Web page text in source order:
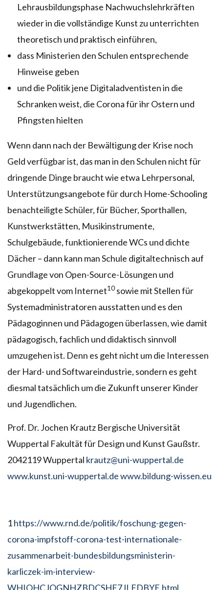
Lehrausbildungsphase Nachwuchslehrkräften
wieder in die vollständige Kunst zu unterrichten
theoretisch und praktisch einführen,
dass Ministerien den Schulen entsprechende
Hinweise geben
und die Politik jene Digitaladventisten in die
Schranken weist, die Corona für ihr Ostern und
Pfingsten hielten
Wenn dann nach der Bewältigung der Krise noch
Geld verfügbar ist, das man in den Schulen nicht für
dringende Dinge braucht wie etwa Lehrpersonal,
Unterstützungsangebote für durch Home-Schooling
benachteiligte Schüler, für Bücher, Sporthallen,
Kunstwerkstätten, Musikinstrumente,
Schulgebäude, funktionierende WCs und dichte
Dächer – dann kann man Schule digitaltechnisch auf
Grundlage von Open-Source-Lösungen und
abgekoppelt vom Internet10 sowie mit Stellen für
Systemadministratoren ausstatten und es den
Pädagoginnen und Pädagogen überlassen, wie damit
pädagogisch, fachlich und didaktisch sinnvoll
umzugehen ist. Denn es geht nicht um die Interessen
der Hard- und Softwareindustrie, sondern es geht
diesmal tatsächlich um die Zukunft unserer Kinder
und Jugendlichen.
Prof. Dr. Jochen Krautz Bergische Universität
Wuppertal Fakultät für Design und Kunst Gaußstr.
2042119 Wuppertal krautz@uni-wuppertal.de
www.kunst.uni-wuppertal.dewww.bildung-wissen.eu
1https://www.rnd.de/politik/foschung-gegen-
corona-impfstoff-corona-test-internationale-
zusammenarbeit-bundesbildungsministerin-
karliczek-im-interview-
WHIQHCJOGNHZBDCSHE7JLFDBYE.html